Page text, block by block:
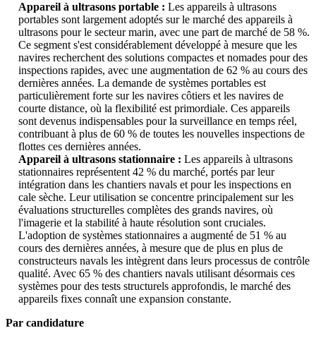
Appareil à ultrasons portable : Les appareils à ultrasons
portables sont largement adoptés sur le marché des appareils à
ultrasons pour le secteur marin, avec une part de marché de 58 %.
Ce segment s'est considérablement développé à mesure que les
navires recherchent des solutions compactes et nomades pour des
inspections rapides, avec une augmentation de 62 % au cours des
dernières années. La demande de systèmes portables est
particulièrement forte sur les navires côtiers et les navires de
courte distance, où la flexibilité est primordiale. Ces appareils
sont devenus indispensables pour la surveillance en temps réel,
contribuant à plus de 60 % de toutes les nouvelles inspections de
flottes ces dernières années.
Appareil à ultrasons stationnaire : Les appareils à ultrasons
stationnaires représentent 42 % du marché, portés par leur
intégration dans les chantiers navals et pour les inspections en
cale sèche. Leur utilisation se concentre principalement sur les
évaluations structurelles complètes des grands navires, où
l'imagerie et la stabilité à haute résolution sont cruciales.
L'adoption de systèmes stationnaires a augmenté de 51 % au
cours des dernières années, à mesure que de plus en plus de
constructeurs navals les intègrent dans leurs processus de contrôle
qualité. Avec 65 % des chantiers navals utilisant désormais ces
systèmes pour des tests structurels approfondis, le marché des
appareils fixes connaît une expansion constante.
Par candidature